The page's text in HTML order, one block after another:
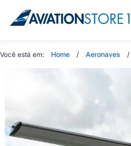
Você está em: Home / Aeronaves /